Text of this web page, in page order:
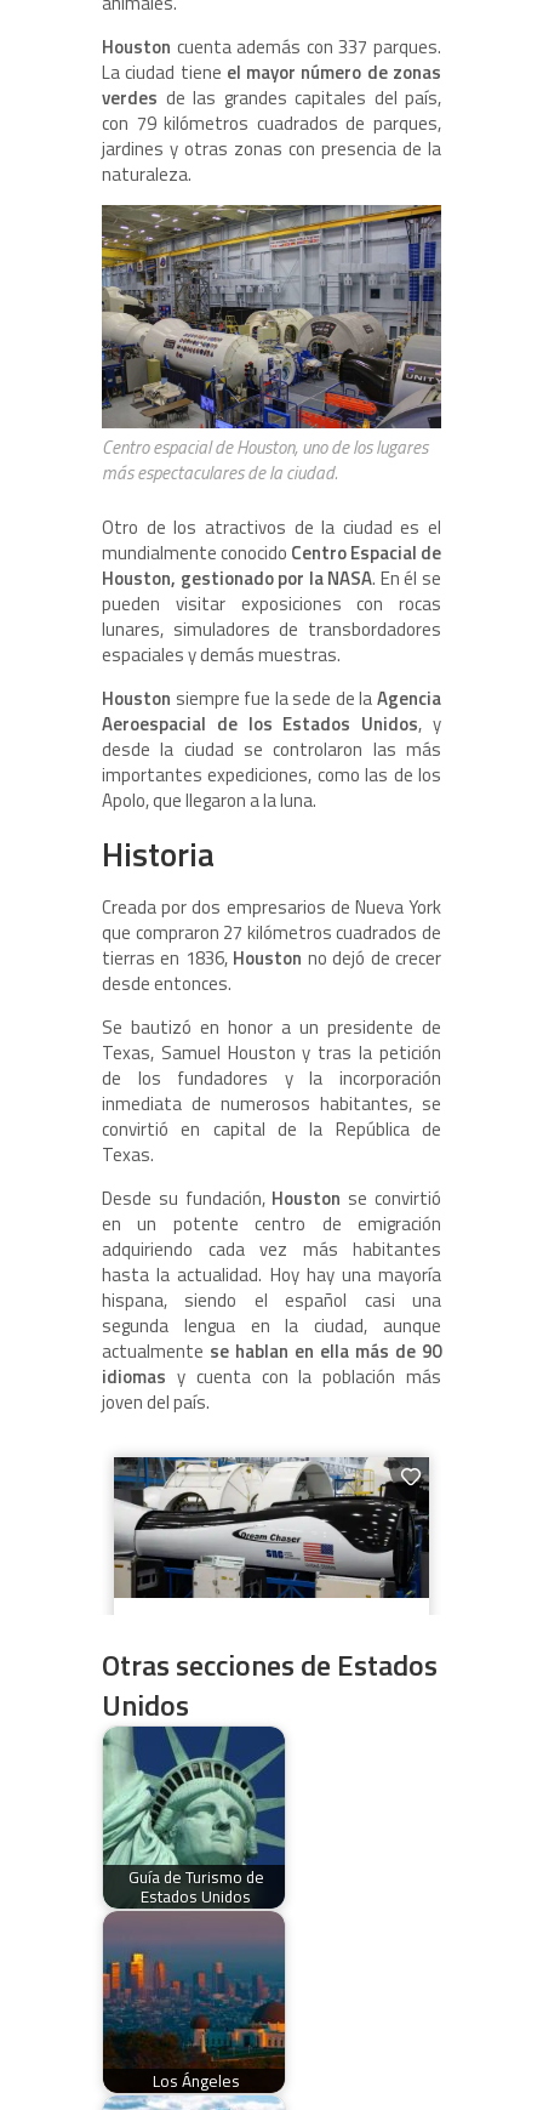
Houston cuenta además con 337 parques.
La ciudad tiene el mayor número de zonas
verdes de las grandes capitales del país,
con 79 kilómetros cuadrados de parques,
jardines y otras zonas con presencia de la
naturaleza.
Centro espacial de Houston, uno de los lugares
más espectaculares de la ciudad.
Otro de los atractivos de la ciudad es el
mundialmente conocido Centro Espacial de
Houston, gestionado por la NASA. En él se
pueden visitar exposiciones con rocas
lunares, simuladores de transbordadores
espaciales y demás muestras.
Houston siempre fue la sede de laAgencia
Aeroespacial de los Estados Unidos, y
desde la ciudad se controlaron las más
importantes expediciones, como las de los
Apolo, que llegaron a la luna.
Historia
Creada por dos empresarios de Nueva York
que compraron 27 kilómetros cuadrados de
tierras en 1836, Houston no dejó de crecer
desde entonces.
Se bautizó en honor a un presidente de
Texas, Samuel Houston y tras la petición
de los fundadores y la incorporación
inmediata de numerosos habitantes, se
convirtió en capital de la República de
Texas.
Desde su fundación, Houston se convirtió
en un potente centro de emigración
adquiriendo cada vez más habitantes
hasta la actualidad. Hoy hay una mayoría
hispana, siendo el español casi una
segunda lengua en la ciudad, aunque
actualmente se hablan en ella más de 90
idiomas y cuenta con la población más
joven del país.
Otras secciones de Estados
Unidos
Guía de Turismo de
Estados Unidos
Los Ángeles